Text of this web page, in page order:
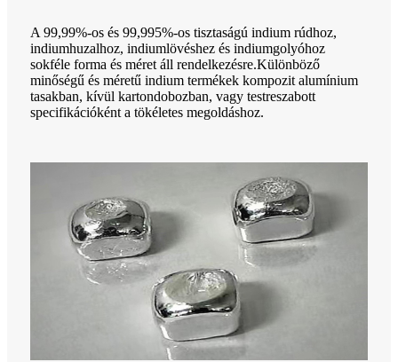
A 99,99%-os és 99,995%-os tisztaságú indium rúdhoz,
indiumhuzalhoz, indiumlövéshez és indiumgolyóhoz
sokféle forma és méret áll rendelkezésre.Különböző
minőségű és méretű indium termékek kompozit alumínium
tasakban, kívül kartondobozban, vagy testreszabott
specifikációként a tökéletes megoldáshoz.